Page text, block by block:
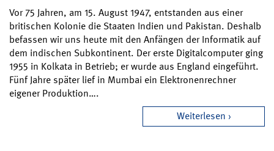
Vor 75 Jahren, am 15. August 1947, entstanden aus einer
britischen Kolonie die Staaten Indien und Pakistan. Deshalb
befassen wir uns heute mit den Anfängen der Informatik auf
dem indischen Subkontinent. Der erste Digitalcomputer ging
1955 in Kolkata in Betrieb; er wurde aus England eingeführt.
Fünf Jahre später lief in Mumbai ein Elektronenrechner
eigener Produktion….
Weiterlesen